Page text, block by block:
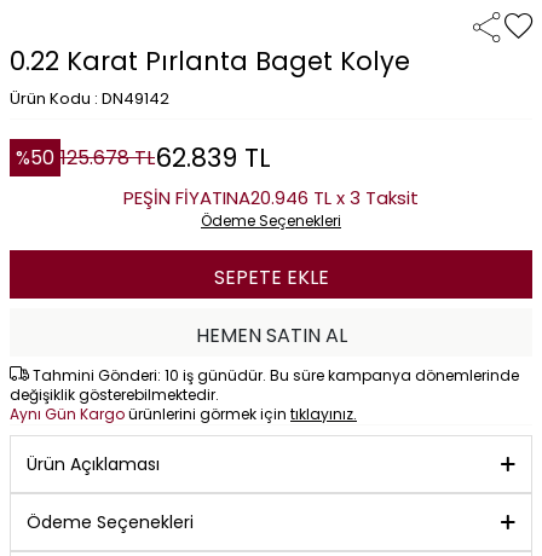
0.22 Karat Pırlanta Baget Kolye
Ürün Kodu : DN49142
%50 125.678TL62.839 TL
PEŞİN FİYATINA20.946 TL x 3 Taksit
Ödeme Seçenekleri
SEPETE EKLE
HEMEN SATIN AL
Tahmini Gönderi: 10 iş günüdür. Bu süre kampanya dönemlerinde
değişiklik gösterebilmektedir.
Aynı Gün Kargoürünlerini görmek için tıklayınız.
Ürün Açıklaması
Ödeme Seçenekleri